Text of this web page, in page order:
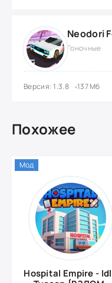
Гоночные
Версия: 1.3.8 137 Мб
Похожее
Hospital Empire -
Мод